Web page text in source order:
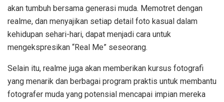
akan tumbuh bersama generasi muda. Memotret dengan
realme, dan menyajikan setiap detail foto kasual dalam
kehidupan sehari-hari, dapat menjadi cara untuk
mengekspresikan “Real Me” seseorang.
Selain itu, realme juga akan memberikan kursus fotografi
yang menarik dan berbagai program praktis untuk membantu
fotografer muda yang potensial mencapai impian mereka